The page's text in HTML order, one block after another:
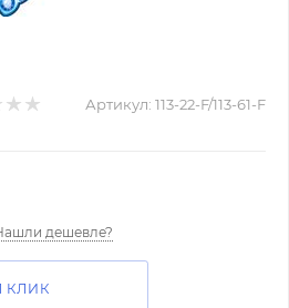
Артикул: 113-22-F/113-61-F
дешевле?
КЛИК